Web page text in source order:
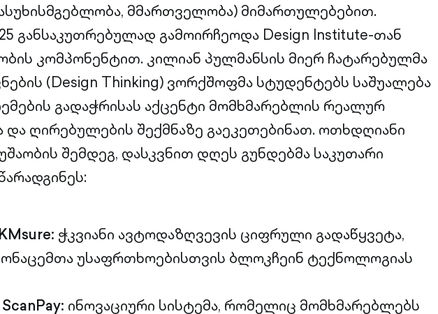
მმართველობა) მიმართულებებით.
განსაკუთრებულად გამოირჩეოდა Design Institute-თან
კომპონენტით. კილიან პულმანსის მიერ ჩატარებულმა
(Design Thinking) ვორქშოფმა სტუდენტებს საშუალება
გადაჭრისას აქცენტი მომხმარებლის რეალურ
და ღირებულების შექმნაზე გაეკეთებინათ. ოთხდღიანი
შემდეგ, დასკვნით დღეს გუნდებმა საკუთარი
ჭკვიანი ავტოდაზღვევის ციფრული გადაწყვეტა,
უსაფრთხოებისთვის ბლოკჩეინ ტექნოლოგიას
ინოვაციური სისტემა, რომელიც მომხმარებლებს